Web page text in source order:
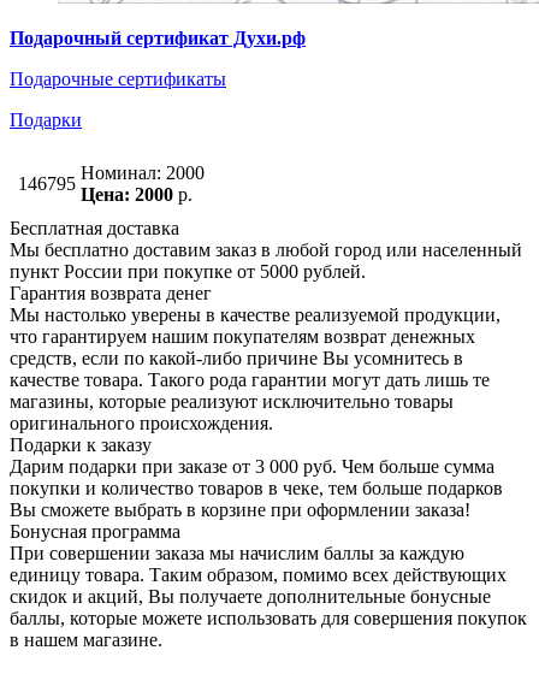
Подарочный сертификат Духи.рф
Подарочные сертификаты
Подарки
146795
Номинал: 2000
Цена: 2000 р.
Бесплатная доставка
Мы бесплатно доставим заказ в любой город или населенный
пункт России при покупке от 5000 рублей.
Гарантия возврата денег
Мы настолько уверены в качестве реализуемой продукции,
что гарантируем нашим покупателям возврат денежных
средств, если по какой-либо причине Вы усомнитесь в
качестве товара. Такого рода гарантии могут дать лишь те
магазины, которые реализуют исключительно товары
оригинального происхождения.
Подарки к заказу
Дарим подарки при заказе от 3 000 руб. Чем больше сумма
покупки и количество товаров в чеке, тем больше подарков
Вы сможете выбрать в корзине при оформлении заказа!
Бонусная программа
При совершении заказа мы начислим баллы за каждую
единицу товара. Таким образом, помимо всех действующих
скидок и акций, Вы получаете дополнительные бонусные
баллы, которые можете использовать для совершения покупок
в нашем магазине.